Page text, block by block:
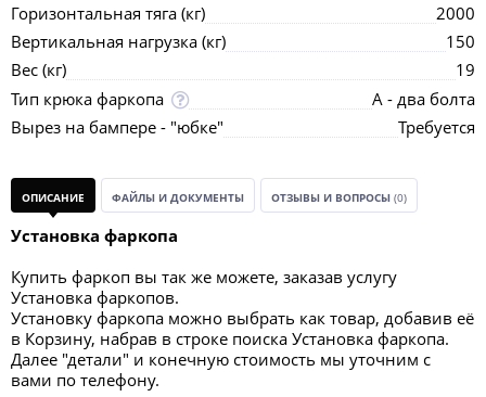
Горизонтальная тяга (кг)
2000
Вертикальная нагрузка (кг)
150
Вес (кг)
19
Тип крюка фаркопа
А - два болта
Вырез на бампере - "юбке"
Требуется
ОПИСАНИЕ ФАЙЛЫ И ДОКУМЕНТЫ ОТЗЫВЫ И ВОПРОСЫ (0)
Установка фаркопа
Купить фаркоп вы так же можете, заказав услугу
Установка фаркопов.
Установку фаркопа можно выбрать как товар, добавив её
в Корзину, набрав в строке поиска Установка фаркопа.
Далее "детали" и конечную стоимость мы уточним с
вами по телефону.